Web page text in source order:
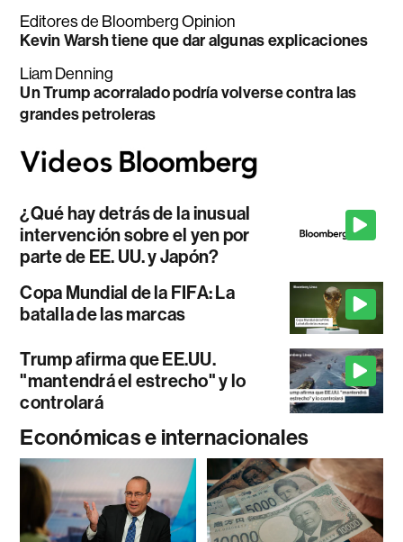
Editores de Bloomberg Opinion
Kevin Warsh tiene que dar algunas explicaciones
Liam Denning
Un Trump acorralado podría volverse contra las
grandes petroleras
¿Qué hay detrás de la inusual
intervención sobre el yen por
parte de EE. UU. y Japón?
Copa Mundial de la FIFA: La
batalla de las marcas
Trump afirma que EE.UU.
"mantendrá el estrecho" y lo
controlará
Económicas e internacionales